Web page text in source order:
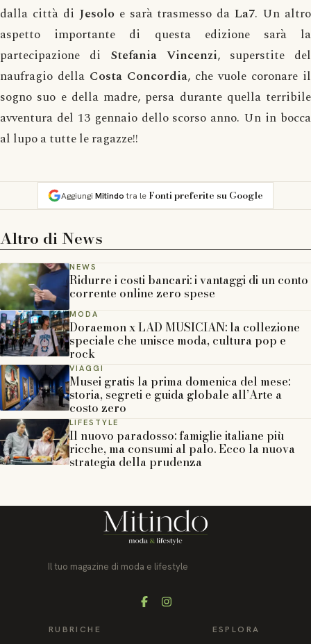
dalla città di Jesolo e sarà trasmesso daLa7. Un altro
aspetto importante di questa edizione sarà la
partecipazione di Stefania Vincenzi, superstite del
naufragio della Costa Concordia, che vuole coronare il
sogno suo e della madre, persa durante quella terribile
avventura del 13 gennaio dello scorso anno. Un in bocca
al lupo a tutte le ragazze!!
Aggiungi Mitindotra le Fonti preferite su Google
Altro di News
NEWS
Ridurre i costi bancari: i vantaggi di un conto
corrente online zero spese
MODA
Doraemon x LAD MUSICIAN: la collezione
speciale che unisce moda, cultura pop e
rock
VIAGGI
Musei gratis la prima domenica del mese:
storia, segreti e guida globale all’Arte a
costo zero
LIFESTYLE
Il nuovo paradosso: famiglie italiane più
ricche, ma consumi al palo. Ecco la nuova
strategia della prudenza
Il tuo magazine di moda e lifestyle
FacebookInstagram
RUBRICHE ESPLORA